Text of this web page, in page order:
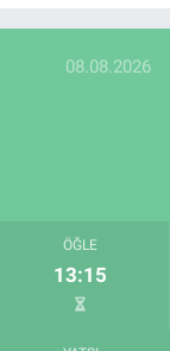
08.08.2026
ÖĞLE
13:15